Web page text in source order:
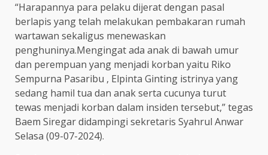
“Harapannya para pelaku dijerat dengan pasal
berlapis yang telah melakukan pembakaran rumah
wartawan sekaligus menewaskan
penghuninya.Mengingat ada anak di bawah umur
dan perempuan yang menjadi korban yaitu Riko
Sempurna Pasaribu , Elpinta Ginting istrinya yang
sedang hamil tua dan anak serta cucunya turut
tewas menjadi korban dalam insiden tersebut,” tegas
Baem Siregar didampingi sekretaris Syahrul Anwar
Selasa (09-07-2024).